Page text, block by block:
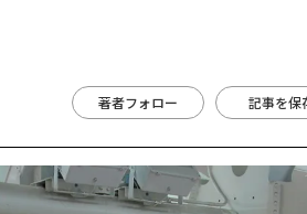
著者フォロー 記事を保